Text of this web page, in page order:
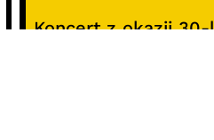
Koncert z okazji 30-